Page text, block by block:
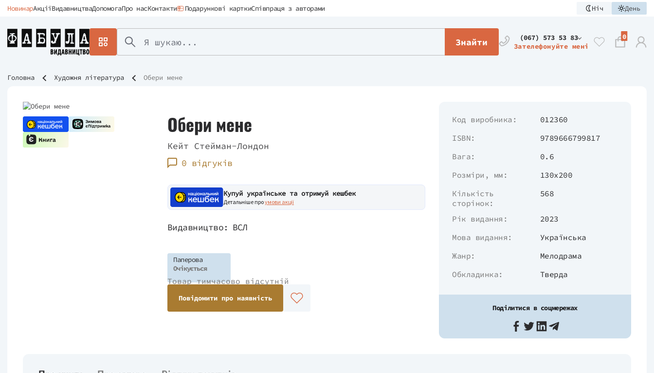
НовинарАкціїВидавництваДопомогаПро насКонтакти Подарункові карткиСпівпраця з авторами Ніч День
Знайти
(067) 573 53 83
Зателефонуйте мені
0
Головна Художня література Обери мене
Обери мене
Кейт Стейман-Лондон
0 відгуків
Купуй українське та отримуй кешбек
Детальніше проумови акції
Видавництво: ВСЛ
Паперова
Очікується
Товар тимчасово відсутній
Повідомити про наявність
Код виробника:
012360
ISBN:
9789666799817
Вага:
0.6
Розміри, мм:
130х200
Кількість
сторінок:
568
Рік видання:
2023
Мова видання:
Українська
Жанр:
Мелодрама
Обкладинка:
Тверда
Поділитися в соцмережах